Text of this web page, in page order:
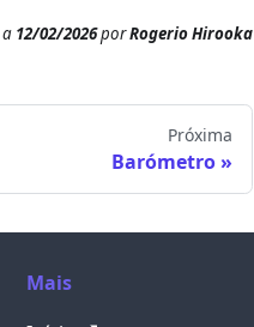
a 12/02/2026porRogerio Hirooka
Próxima
Barómetro
Mais